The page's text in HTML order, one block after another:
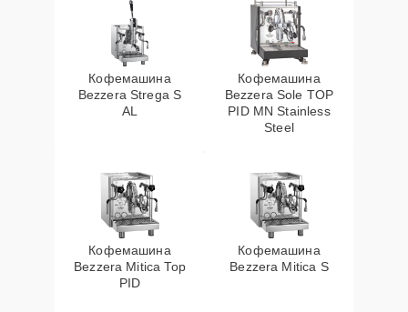
Кофемашина
Bezzera Strega S
AL
Кофемашина
Bezzera Sole TOP
PID MN Stainless
Steel
Кофемашина
Bezzera Mitica Top
PID
Кофемашина
Bezzera Mitica S